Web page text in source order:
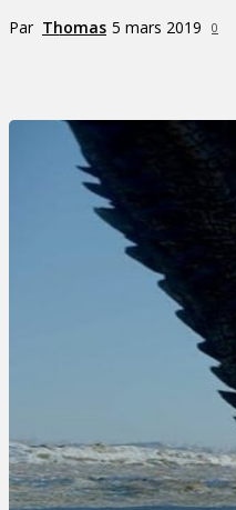
Par Thomas 5 mars 2019 0